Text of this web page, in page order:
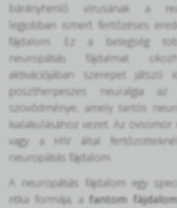
bárányhimlő vírusának a
legjobban ismert fertőzéses
fájdalom. Ez a betegség
neuropátiás fájdalmat
aktivációjában szerepet játszó
posztherpeszes neuralgia
szövődménye, amely tartós
kialakulásához vezet. Az
vagy a HIV által
neuropátiás fájdalom.
A neuropátiás fájdalom egy
ritka formája, a fantom